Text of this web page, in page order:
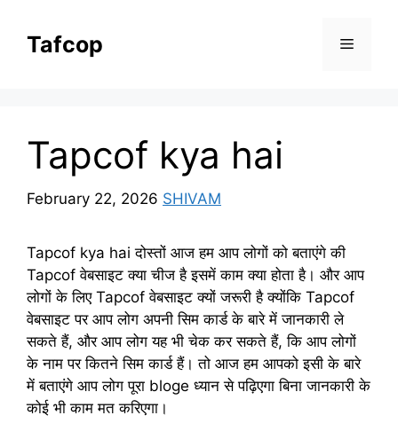
contentTafcop Menu
Tapcof kya hai
February 22, 2026 SHIVAM
Tapcof kya hai दोस्तों आज हम आप लोगों को बताएंगे की
Tapcof वेबसाइट क्या चीज है इसमें काम क्या होता है। और आप
लोगों के लिए Tapcof वेबसाइट क्यों जरूरी है क्योंकि Tapcof
वेबसाइट पर आप लोग अपनी सिम कार्ड के बारे में जानकारी ले
सकते हैं, और आप लोग यह भी चेक कर सकते हैं, कि आप लोगों
के नाम पर कितने सिम कार्ड हैं। तो आज हम आपको इसी के बारे
में बताएंगे आप लोग पूरा bloge ध्यान से पढ़िएगा बिना जानकारी के
कोई भी काम मत करिएगा।